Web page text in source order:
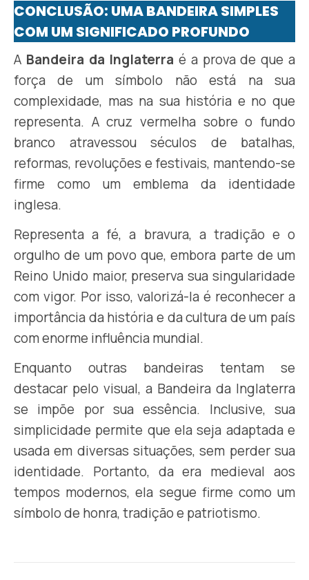
CONCLUSÃO: UMA BANDEIRA SIMPLES
COM UM SIGNIFICADO PROFUNDO
A Bandeira da Inglaterra é a prova de que a
força de um símbolo não está na sua
complexidade, mas na sua história e no que
representa. A cruz vermelha sobre o fundo
branco atravessou séculos de batalhas,
reformas, revoluções e festivais, mantendo-se
firme como um emblema da identidade
inglesa.
Representa a fé, a bravura, a tradição e o
orgulho de um povo que, embora parte de um
Reino Unido maior, preserva sua singularidade
com vigor. Por isso, valorizá-la é reconhecer a
importância da história e da cultura de um país
com enorme influência mundial.
Enquanto outras bandeiras tentam se
destacar pelo visual, a Bandeira da Inglaterra
se impõe por sua essência. Inclusive, sua
simplicidade permite que ela seja adaptada e
usada em diversas situações, sem perder sua
identidade. Portanto, da era medieval aos
tempos modernos, ela segue firme como um
símbolo de honra, tradição e patriotismo.